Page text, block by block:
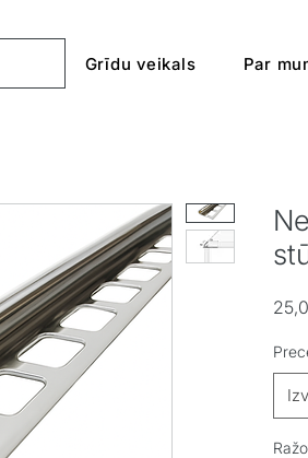
Grīdu veikals Par